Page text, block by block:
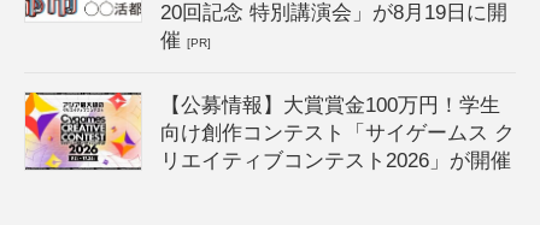
20回記念 特別講演会」が8月19日に開
催[PR]
【公募情報】大賞賞金100万円！学生
向け創作コンテスト「サイゲームス ク
リエイティブコンテスト2026」が開催